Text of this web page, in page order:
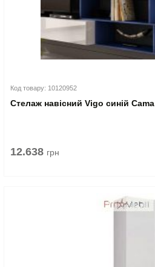
Код товару: 10120952
Стелаж навісний Vigo синій Cama
12.638 грн